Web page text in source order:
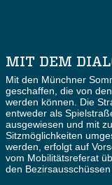
MIT DEM
Mit den Münchner
geschaffen, die von
werden können. Die
entweder als
ausgewiesen und mit
Sitzmöglichkeiten
werden, erfolgt auf
vom Mobilitätsreferat
den Bezirsausschüssen